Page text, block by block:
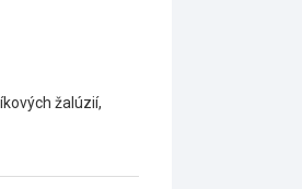
žalúzií,